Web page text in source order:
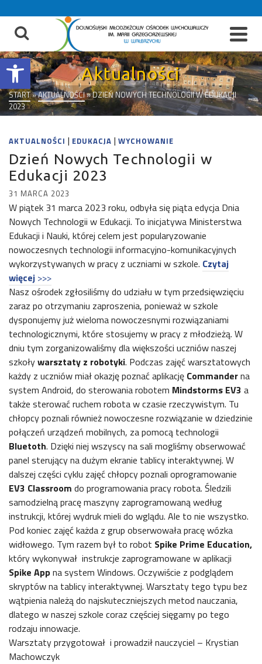
Otwórz pasek narzędzi
treści
Aktualności
START»AKTUALNOŚCI»DZIEŃ NOWYCH TECHNOLOGII W EDUKACJI
2023
AKTUALNOŚCI | EDUKACJA | WYCHOWANIE
Dzień Nowych Technologii w
Edukacji 2023
31 MARCA 2023
W piątek 31 marca 2023 roku, odbyła się piąta edycja Dnia
Nowych Technologii w Edukacji. To inicjatywa Ministerstwa
Edukacji i Nauki, której celem jest popularyzowanie
nowoczesnych technologii informacyjno-komunikacyjnych
wykorzystywanych w pracy z uczniami w szkole. Czytaj
więcej >>>
Nasz ośrodek zgłosiliśmy do udziału w tym przedsięwzięciu
zaraz po otrzymaniu zaproszenia, ponieważ w szkole
dysponujemy już wieloma nowoczesnymi rozwiązaniami
technologicznymi, które stosujemy w pracy z młodzieżą. W
dniu tym zorganizowaliśmy dla większości uczniów naszej
szkoływarsztaty z robotyki. Podczas zajęć warsztatowych
każdy z uczniów miał okazję poznać aplikację Commanderna
system Android, do sterowania robotem Mindstorms EV3 a
także sterować ruchem robota w czasie rzeczywistym. Tu
chłopcy poznali również nowoczesne rozwiązanie w dziedzinie
połączeń urządzeń mobilnych, za pomocą technologii
Bluetoth. Dzięki niej wszyscy na sali mogliśmy obserwować
panel sterujący na dużym ekranie tablicy interaktywnej. W
dalszej części cyklu zajęć chłopcy poznali oprogramowanie
EV3 Classroom do programowania pracy robota. Śledzili
samodzielną pracę maszyny zaprogramowaną według
instrukcji, której wydruk mieli do wglądu. Ale to nie wszystko.
Pod koniec zajęć każda z grup obserwowała pracę wózka
widłowego. Tym razem był to robot Spike Prime Education,
który wykonywał instrukcje zaprogramowane w aplikacji
Spike Appna system Windows. Oczywiście z podglądem
skryptów na tablicy interaktywnej. Warsztaty tego typu bez
wątpienia należą do najskuteczniejszych metod nauczania,
dlatego w naszej szkole coraz częściej sięgamy po tego
rodzaju innowacje.
Warsztaty przygotował i prowadził nauczyciel – Krystian
Machowczyk